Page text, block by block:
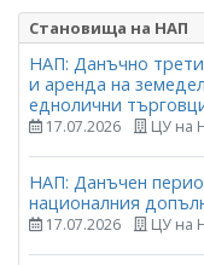
Становища на НАП
НАП: Данъчно
и аренда на
еднолични
17.07.2026 ЦУ на
НАП: Данъчен
националния
17.07.2026 ЦУ на